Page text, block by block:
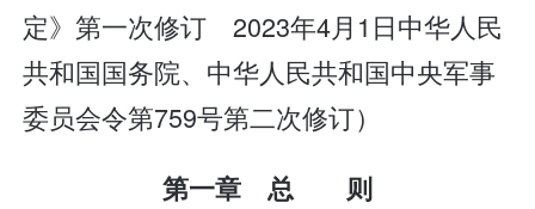
定》第一次修订 2023年4月1日中华人民
共和国国务院、中华人民共和国中央军事
委员会令第759号第二次修订）
第一章 总 则